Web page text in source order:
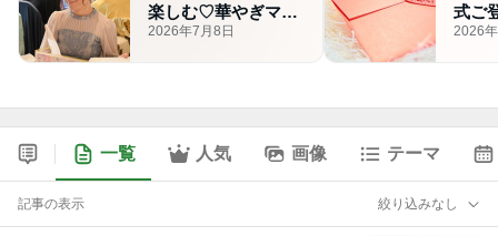
楽しむ♡華やぎマル
シェ》
2026年7月8日
式ご
2026
一覧 人気 画像 テーマ
記事の表示 絞り込みなし